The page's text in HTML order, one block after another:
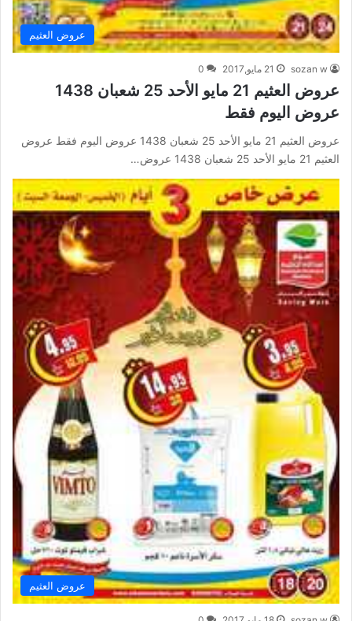
عروض العثيم
sozan w 21 مايو,2017 0
عروض العثيم 21 مايو الأحد 25 شعبان 1438
عروض اليوم فقط
عروض العثيم 21 مايو الأحد 25 شعبان 1438 عروض اليوم فقط عروض
العثيم 21 مايو الأحد 25 شعبان 1438 عروض…
عروض العثيم